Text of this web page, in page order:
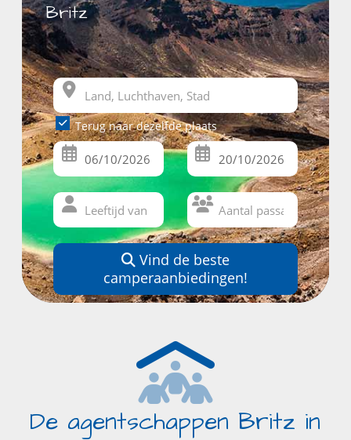
Britz
Terug naar dezelfde plaats
Vind de beste
camperaanbiedingen!
De agentschappen Britz in